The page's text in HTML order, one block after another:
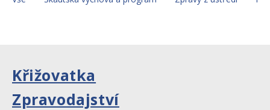
Křižovatka
Zpravodajství